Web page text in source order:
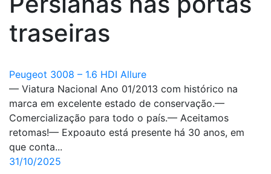
traseiras
Peugeot 3008 – 1.6 HDI Allure
— Viatura Nacional Ano 01/2013 com histórico na
marca em excelente estado de conservação.—
Comercialização para todo o país.— Aceitamos
retomas!— Expoauto está presente há 30 anos, em
que conta...
31/10/2025